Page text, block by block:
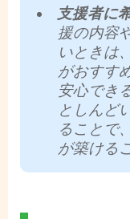
支援者に
援の内容
いときは
がおすす
安心でき
としんど
ることで
が築ける